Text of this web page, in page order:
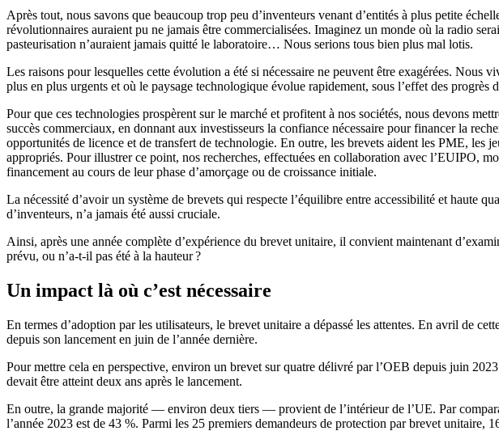
Après tout, nous savons que beaucoup trop peu d’inventeurs venant d’entités à plus petite
révolutionnaires auraient pu ne jamais être commercialisées. Imaginez un monde où la radio
pasteurisation n’auraient jamais quitté le laboratoire… Nous serions tous bien plus mal lotis.
Les raisons pour lesquelles cette évolution a été si nécessaire ne peuvent être exagérées. Nous
plus en plus urgents et où le paysage technologique évolue rapidement, sous l’effet des progrès
Pour que ces technologies prospèrent sur le marché et profitent à nos sociétés, nous devons
succès commerciaux, en donnant aux investisseurs la confiance nécessaire pour financer la
opportunités de licence et de transfert de technologie. En outre, les brevets aident les PME, les
appropriés. Pour illustrer ce point, nos recherches, effectuées en collaboration avec l’EUIPO,
financement au cours de leur phase d’amorçage ou de croissance initiale.
La nécessité d’avoir un système de brevets qui respecte l’équilibre entre accessibilité et haute
d’inventeurs, n’a jamais été aussi cruciale.
Ainsi, après une année complète d’expérience du brevet unitaire, il convient maintenant
prévu, ou n’a-t-il pas été à la hauteur ?
Un impact là où c’est nécessaire
En termes d’adoption par les utilisateurs, le brevet unitaire a dépassé les attentes. En avril de
depuis son lancement en juin de l’année dernière.
Pour mettre cela en perspective, environ un brevet sur quatre délivré par l’OEB depuis juin
devait être atteint deux ans après le lancement.
En outre, la grande majorité — environ deux tiers — provient de l’intérieur de l’UE. Par
l’année 2023 est de 43 %. Parmi les 25 premiers demandeurs de protection par brevet unitaire,